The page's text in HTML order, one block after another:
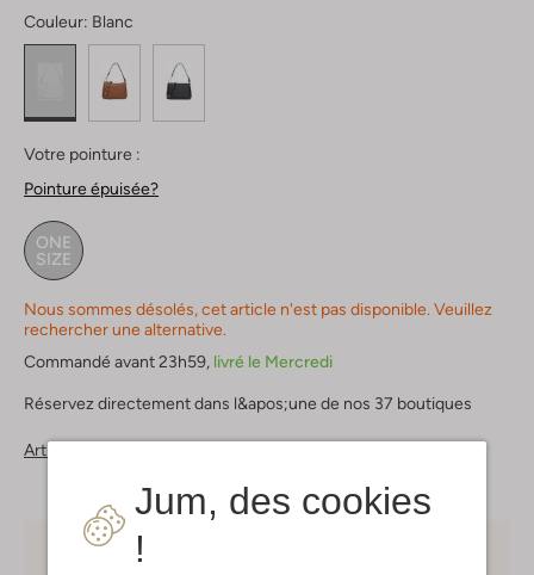
Jum, des cookies
!
Couleur: Blanc
Votre pointure :
Pointure épuisée?
ONE
SIZE
Nous sommes désolés, cet article n'est pas disponible. Veuillez
rechercher une alternative.
Commandé avant 23h59, livré le Mercredi
Réservez directement dans l&apos;une de nos 37 boutiques
Articles similaires
Choisissez vous-même votre moment de livraison